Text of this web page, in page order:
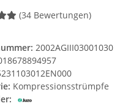
(34 Bewertungen)
2002AGIII03001030
Kompressionsstrümpfe